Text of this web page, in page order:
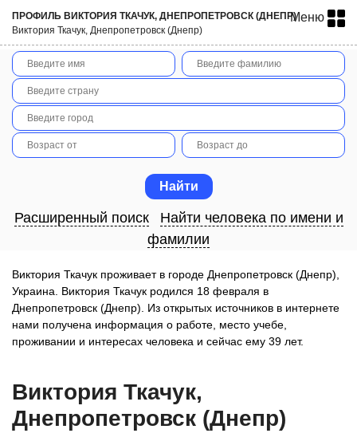
ПРОФИЛЬ ВИКТОРИЯ ТКАЧУК, ДНЕПРОПЕТРОВСК (ДНЕПР)
Виктория Ткачук, Днепропетровск (Днепр)
Меню
Расширенный поиск
Найти человека по имени и
фамилии
Виктория Ткачук проживает в городе Днепропетровск (Днепр),
Украина. Виктория Ткачук родился 18 февраля в
Днепропетровск (Днепр). Из открытых источников в интернете
нами получена информация о работе, место учебе,
проживании и интересах человека и сейчас ему 39 лет.
Виктория Ткачук,
Днепропетровск (Днепр)